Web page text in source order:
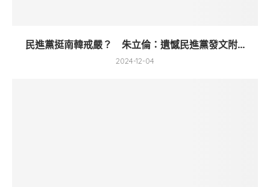
民進黨挺南韓戒嚴？ 朱立倫：遺憾民進黨發文附...
2024-12-04